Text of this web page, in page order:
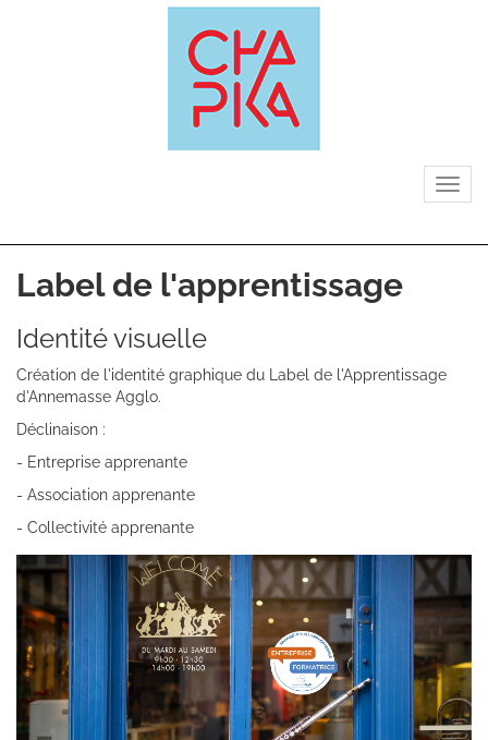
Label de l'apprentissage
Sous-
titre
Identité visuelle
Création de l'identité graphique du Label de l'Apprentissage
d'Annemasse Agglo.
Déclinaison :
- Entreprise apprenante
- Association apprenante
- Collectivité apprenante
Images